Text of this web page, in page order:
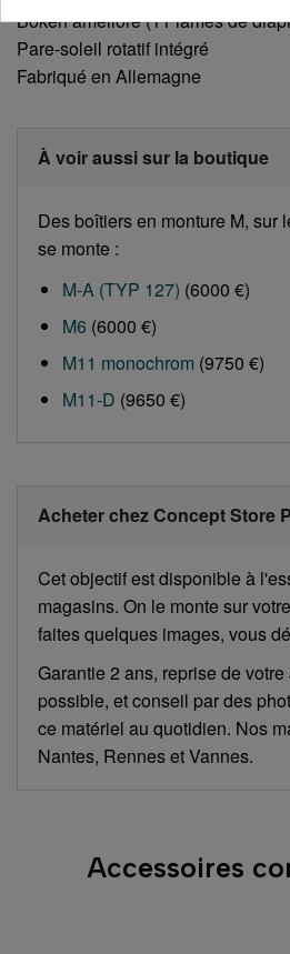
Bokeh amélioré (11 lames de
Pare-soleil rotatif intégré
Fabriqué en Allemagne
À voir aussi sur la boutique
Des boîtiers en monture M, sur
se monte :
M-A (TYP 127) (6000 €)
M6 (6000 €)
M11 monochrom (9750 €)
M11-D (9650 €)
Acheter chez Concept Store
Cet objectif est disponible à
magasins. On le monte sur
faites quelques images, vous
Garantie 2 ans, reprise de
possible, et conseil par des
ce matériel au quotidien. Nos
Nantes, Rennes et Vannes.
Accessoires